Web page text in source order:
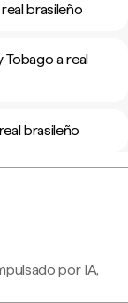
brasileño
Tobago a real
brasileño
por IA,